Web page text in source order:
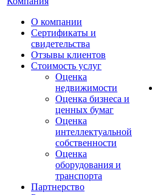
О компании
Сертификаты и
свидетельства
Отзывы клиентов
Стоимость услуг
Оценка
недвижимости
Оценка бизнеса и
ценных бумаг
Оценка
интеллектуальной
собственности
Оценка
оборудования и
транспорта
Партнерство